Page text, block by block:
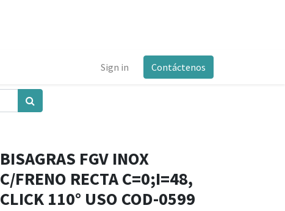
Sign in Contáctenos
BISAGRAS FGV INOX
C/FRENO RECTA C=0;I=48,
CLICK 110° USO COD-0599